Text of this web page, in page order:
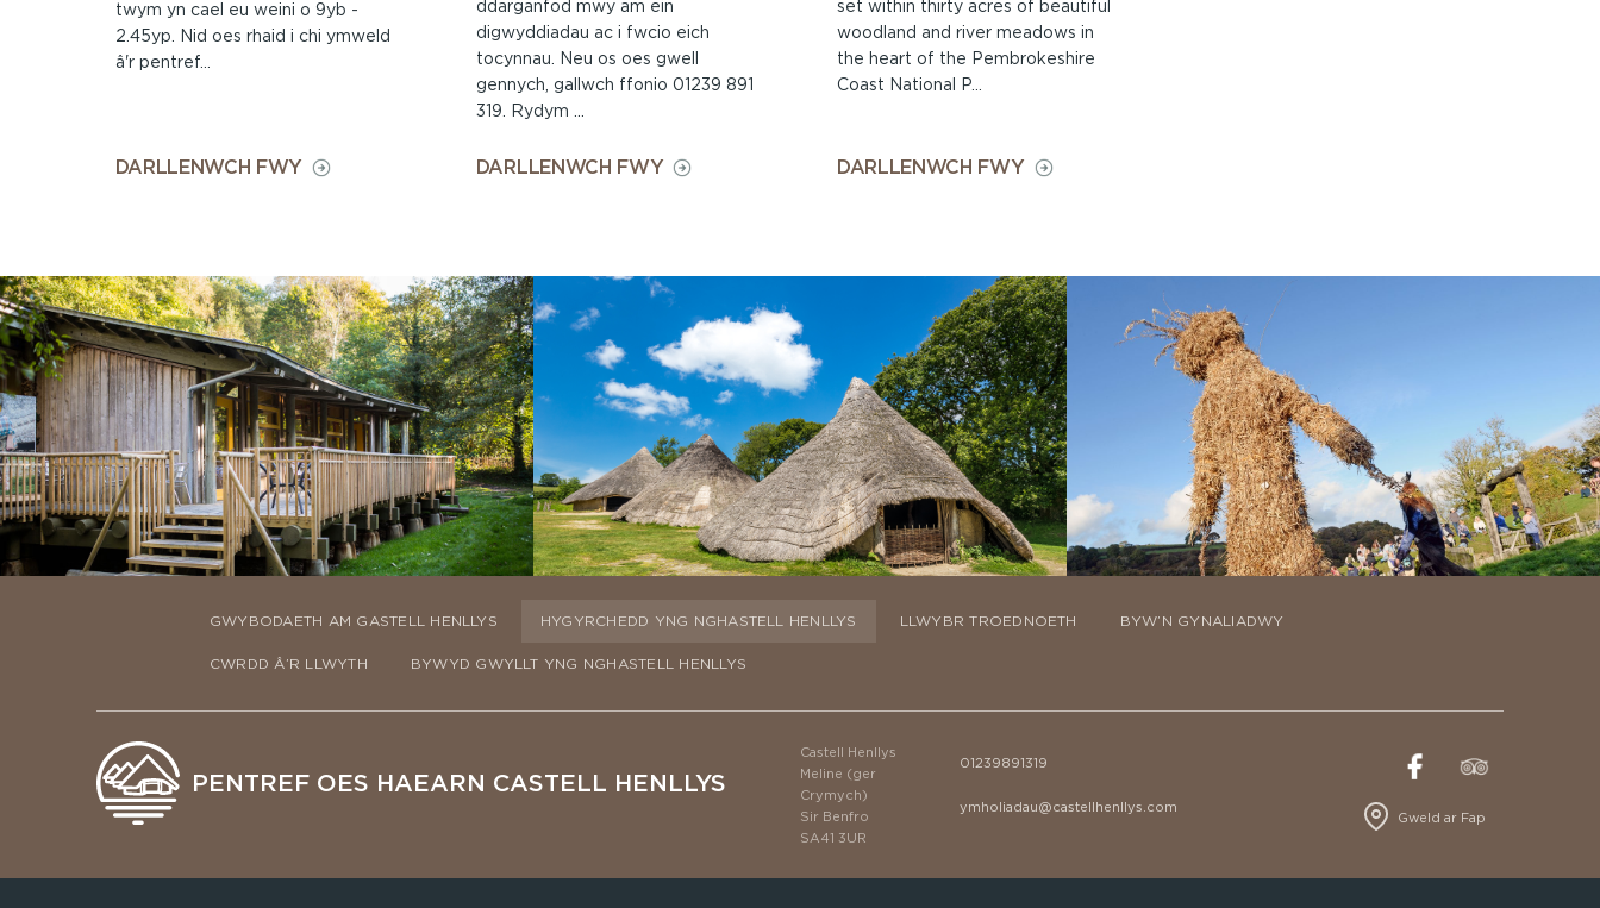
twym yn cael eu weini o 9yb -
2.45yp. Nid oes rhaid i chi ymweld
â'r pentref...
DARLLENWCH FWY ON
ddarganfod mwy am ein
digwyddiadau ac i fwcio eich
tocynnau. Neu os oes gwell
gennych, gallwch ffonio 01239 891
319. Rydym ...
DARLLENWCH FWYON
NGHASTELL
HENLLYS
set within thirty acres of beautiful
woodland and river meadows in
the heart of the Pembrokeshire
Coast National P...
DARLLENWCH FWYON
GWYBODAETH AM GASTELL HENLLYS HYGYRCHEDD YNG NGHASTELL HENLLYS LLWYBR TROEDNOETH BYW’N GYNALIADWY
CWRDD Â’R LLWYTH BYWYD GWYLLT YNG NGHASTELL HENLLYS
PENTREF OES HAEARN CASTELL HENLLYS
Castell Henllys
Meline (ger
Crymych)
Sir Benfro
SA41 3UR
01239891319
ymholiadau@castellhenllys.com
Gweld ar Fap